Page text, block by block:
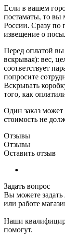
Если в вашем
постаматы, то вы
России. Сразу по
извещение о
Перед оплатой вы
вскрывая): вес,
соответствует
попросите
Вскрывать
того, как
Один заказ может
стоимость не
Отзывы
Отзывы
Оставить отзыв
Задать вопрос
Вы можете
или работе
Наши
помогут.